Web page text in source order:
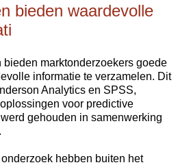
bieden waardevolle
marktonderzoekers goede
informatie te verzamelen. Dit
Analytics en SPSS,
voor predictive
gehouden in samenwerking
hebben buiten het